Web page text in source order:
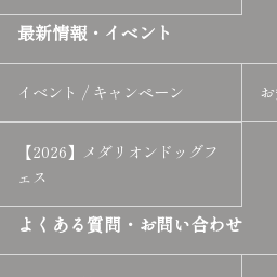
最新情報・イベント
イベント / キャンペーン
【2026】メダリオンドッグフ
ェス
よくある質問・お問い合わせ